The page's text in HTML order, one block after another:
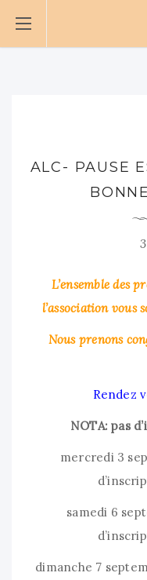
ALC- PAUSE
L’ensemble des
l’association vous
Nous prenons
Rendez
NOTA: pas
mercredi 3
samedi 6
dimanche 7